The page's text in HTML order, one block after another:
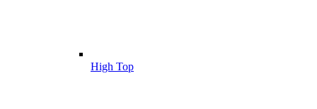
High Top